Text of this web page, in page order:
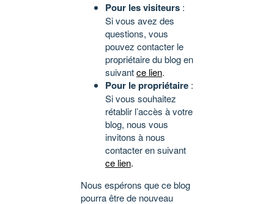
Pour les visiteurs :
Si vous avez des
questions, vous
pouvez contacter le
propriétaire du blog en
suivantce lien.
Pour le propriétaire :
Si vous souhaitez
rétablir l’accès à votre
blog, nous vous
invitons à nous
contacter en suivant
ce lien.
Nous espérons que ce blog
pourra être de nouveau